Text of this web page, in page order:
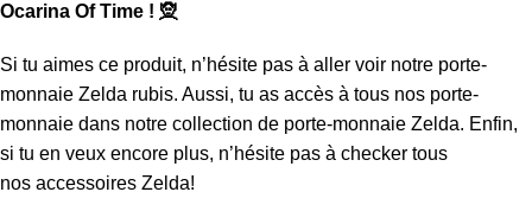
Ocarina Of Time ! 🧝
Si tu aimes ce produit, n’hésite pas à aller voir notre porte-
monnaie Zelda rubis. Aussi, tu as accès à tous nos porte-
monnaie dans notre collection de porte-monnaie Zelda. Enfin,
si tu en veux encore plus, n’hésite pas à checker tous
nos accessoires Zelda!